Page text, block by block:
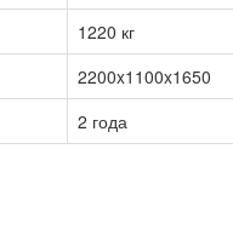
1220 кг
2200x1100x1650
2 года